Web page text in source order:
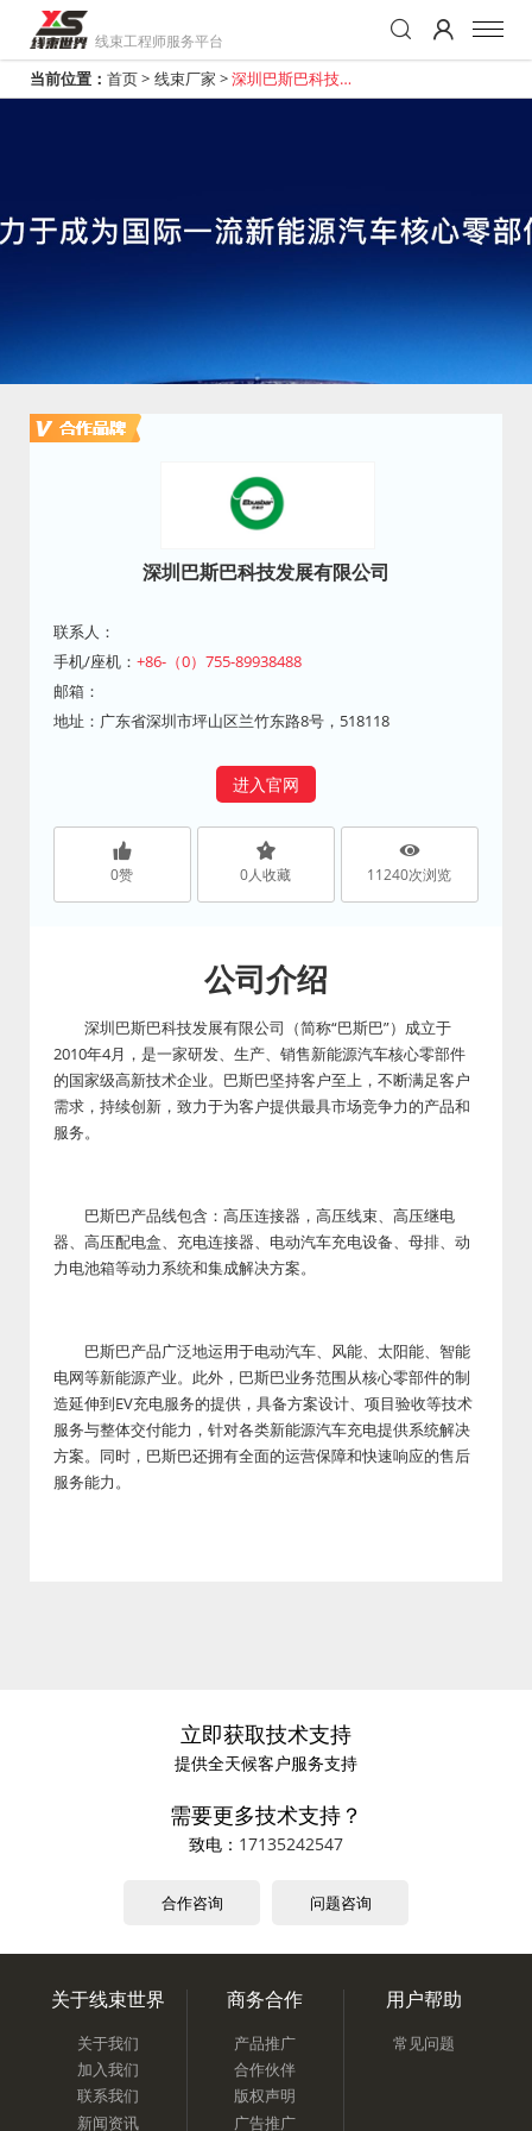
线束工程师服务平台
当前位置： 首页> 线束厂家 >深圳巴斯巴科技发
深圳巴斯巴科技发展有限公司
联系人：
手机/座机： +86-（0）755-89938488
邮箱：
地址：广东省深圳市坪山区兰竹东路8号，518118
进入官网
0赞 0人收藏 11240次浏览
公司介绍
深圳巴斯巴科技发展有限公司（简称“巴斯巴”）成立于
2010年4月，是一家研发、生产、销售新能源汽车核心零部件
的国家级高新技术企业。巴斯巴坚持客户至上，不断满足客户
需求，持续创新，致力于为客户提供最具市场竞争力的产品和
服务。
巴斯巴产品线包含：高压连接器，高压线束、高压继电
器、高压配电盒、充电连接器、电动汽车充电设备、母排、动
力电池箱等动力系统和集成解决方案。
巴斯巴产品广泛地运用于电动汽车、风能、太阳能、智能
电网等新能源产业。此外，巴斯巴业务范围从核心零部件的制
造延伸到EV充电服务的提供，具备方案设计、项目验收等技术
服务与整体交付能力，针对各类新能源汽车充电提供系统解决
方案。同时，巴斯巴还拥有全面的运营保障和快速响应的售后
服务能力。
立即获取技术支持
提供全天候客户服务支持
需要更多技术支持？
致电： 17135242547
合作咨询 问题咨询
关于线束世界
关于我们
加入我们
联系我们
新闻资讯
商务合作
产品推广
合作伙伴
版权声明
广告推广
用户帮助
常见问题